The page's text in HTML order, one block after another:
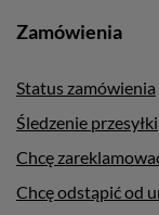
Zamówienia
Status zamówienia
Śledzenie przesyłki
Chcę
Chcę odstąpić od